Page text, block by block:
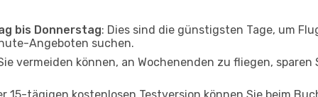
bis Donnerstag: Dies sind die günstigsten Tage, um
Angeboten suchen.
vermeiden können, an Wochenenden zu fliegen,